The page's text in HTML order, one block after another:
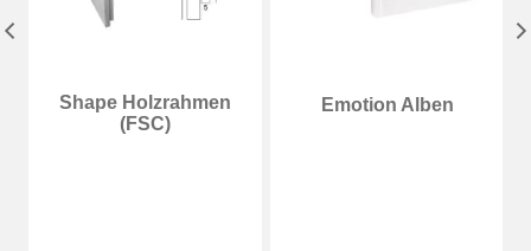
Shape Holzrahmen
(FSC)
Emotion Alben